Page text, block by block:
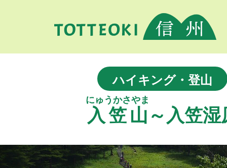
ハイキング・登山
入笠山
にゅうかさやま
～入笠湿